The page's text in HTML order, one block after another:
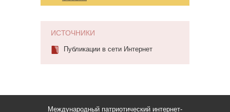
ИСТОЧНИКИ
Публикации в сети Интернет
Международный патриотический интернет-